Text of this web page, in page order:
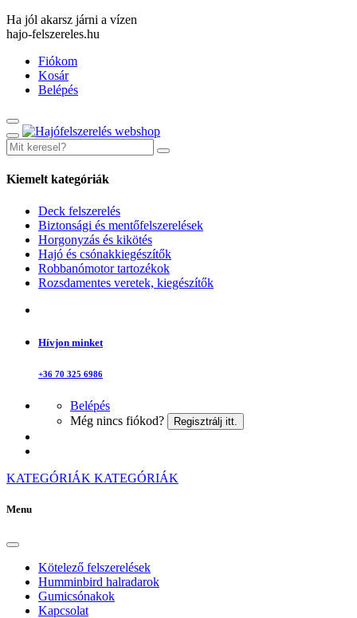
Ha jól akarsz járni a vízen
hajo-felszereles.hu
Fiókom
Kosár
Belépés
Kiemelt kategóriák
Deck felszerelés
Biztonsági és mentőfelszerelések
Horgonyzás és kikötés
Hajó és csónakkiegészítők
Robbanómotor tartozékok
Rozsdamentes veretek, kiegészítők
Hívjon minket
+36 70 325 6986
Belépés
Még nincs fiókod?
Regisztrálj itt.
KATEGÓRIÁK KATEGÓRIÁK
Menu
Kötelező felszerelések
Humminbird halradarok
Gumicsónakok
Kapcsolat